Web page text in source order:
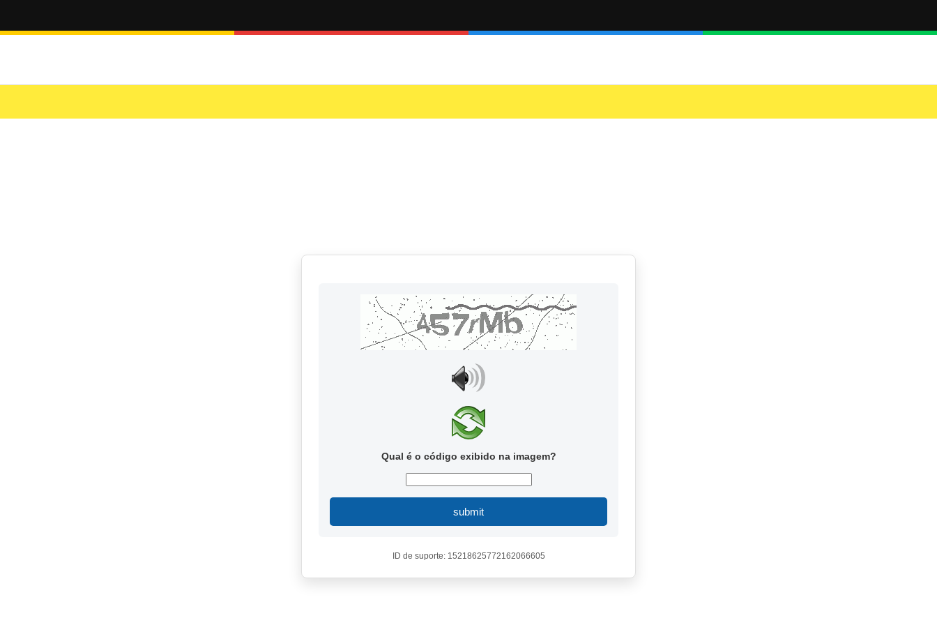
Qual é o código exibido na imagem?
submit
ID de suporte: 15218625772162066605